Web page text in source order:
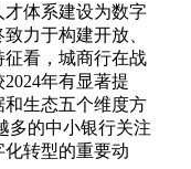
体系建设为数字
力于构建开放、
看，城商行在战
年有显著提
生态五个维度方
多的中小银行关注
转型的重要动